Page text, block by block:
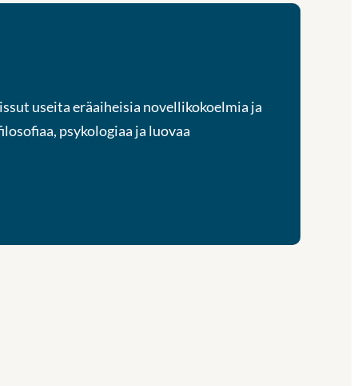
useita eräaiheisia novellikokoelmia ja
psykologiaa ja luovaa